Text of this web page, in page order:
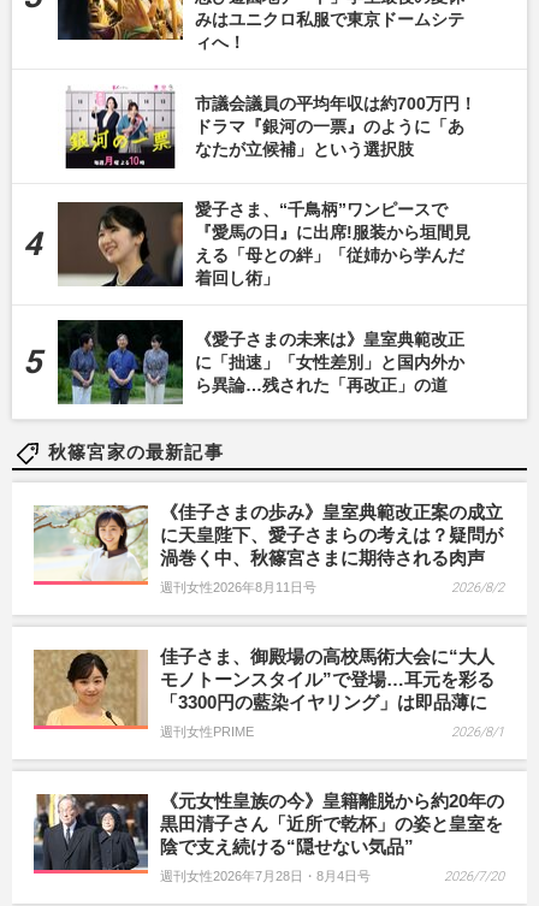
みはユニクロ私服で東京ドームシテ
ィへ！
市議会議員の平均年収は約700万円！
ドラマ『銀河の一票』のように「あ
なたが立候補」という選択肢
愛子さま、“千鳥柄”ワンピースで
『愛馬の日』に出席!服装から垣間見
える「母との絆」「従姉から学んだ
着回し術」
《愛子さまの未来は》皇室典範改正
に「拙速」「女性差別」と国内外か
ら異論…残された「再改正」の道
秋篠宮家の最新記事
《佳子さまの歩み》皇室典範改正案の成立
に天皇陛下、愛子さまらの考えは？疑問が
渦巻く中、秋篠宮さまに期待される肉声
週刊女性2026年8月11日号 2026/8/2
佳子さま、御殿場の高校馬術大会に“大人
モノトーンスタイル”で登場…耳元を彩る
「3300円の藍染イヤリング」は即品薄に
週刊女性PRIME 2026/8/1
《元女性皇族の今》皇籍離脱から約20年の
黒田清子さん「近所で乾杯」の姿と皇室を
陰で支え続ける“隠せない気品”
週刊女性2026年7月28日・8月4日号 2026/7/20